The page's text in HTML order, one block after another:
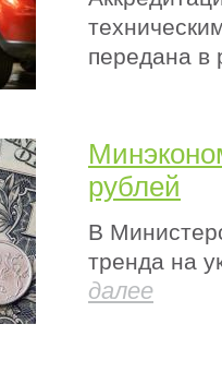
передана в
рублей
В
тренда на
далее